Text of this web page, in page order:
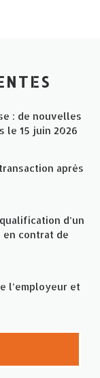
: de nouvelles
le 15 juin 2026
après
d’un
contrat de
l’employeur et